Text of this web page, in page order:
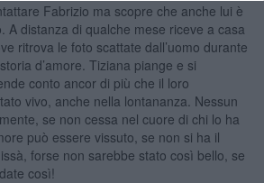
Fabrizio ma scopre che anche lui è
A distanza di qualche mese riceve a casa
ritrova le foto scattate dall’uomo durante
d’amore. Tiziana piange e si
conto ancor di più che il loro
vivo, anche nella lontananza. Nessun
se non cessa nel cuore di chi lo ha
può essere vissuto, se non si ha il
forse non sarebbe stato così bello, se
così!